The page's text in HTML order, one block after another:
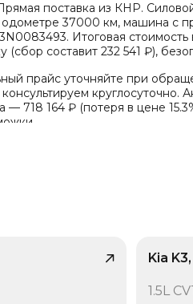
поставка из КНР.
одометре 37000 км, машина с
Итоговая
составит 232 541 ₽),
прайс уточняйте при
круглосуточно.
— 718 164 ₽ (потеря в цене
Kia
1.5L